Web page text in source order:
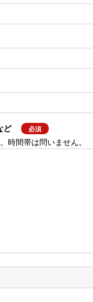
ど 必須
時間帯は問いません。